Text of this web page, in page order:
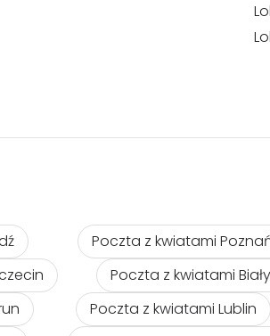
Poczta z kwiatami
Poczta z kwiatami
Poczta z kwiatami Lublin